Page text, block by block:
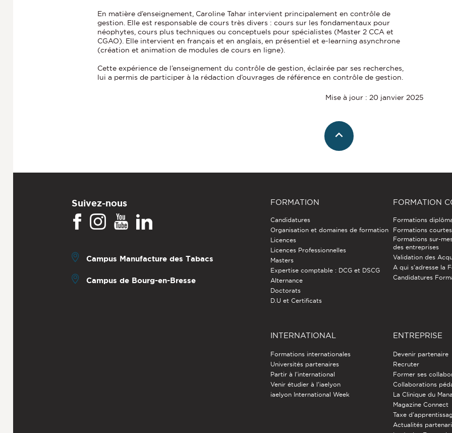
En matière d’enseignement, Caroline Tahar intervient principalement en contrôle de
gestion. Elle est responsable de cours très divers : cours sur les fondamentaux pour
néophytes, cours plus techniques ou conceptuels pour spécialistes (Master 2 CCA et
CGAO). Elle intervient en français et en anglais, en présentiel et e-learning asynchrone
(création et animation de modules de cours en ligne).
Cette expérience de l’enseignement du contrôle de gestion, éclairée par ses recherches,
lui a permis de participer à la rédaction d’ouvrages de référence en contrôle de gestion.
Mise à jour : 20 janvier 2025
Suivez-nous
Campus Manufacture des Tabacs
Campus de Bourg-en-Bresse
FORMATION
Candidatures
Organisation et domaines de formation
Licences
Licences Professionnelles
Masters
Expertise comptable : DCG et DSCG
Alternance
Doctorats
D.U et Certificats
FORMATION
Formations
Formations
Formations sur-
des entreprises
Validation des
A qui s'adresse la
Candidatures
INTERNATIONAL
Formations internationales
Universités partenaires
Partir à l'international
Venir étudier à l’iaelyon
iaelyon International Week
ENTREPRISE
Devenir partenaire
Recruter
Former ses
Collaborations
La Clinique du
Magazine Connect
Taxe
Actualités